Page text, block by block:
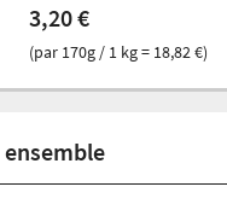
3,20 €
(par 170g / 1 kg = 18,82 €)